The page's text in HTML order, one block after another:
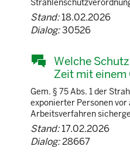
Stand:18.02.2026
Dialog:30526
Welche
Zeit mit
Gem. § 75 Abs. 1 der
exponierter Personen
Arbeitsverfahren
Stand:17.02.2026
Dialog:28667